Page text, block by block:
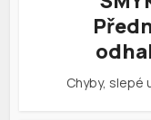
Chyby, slepé